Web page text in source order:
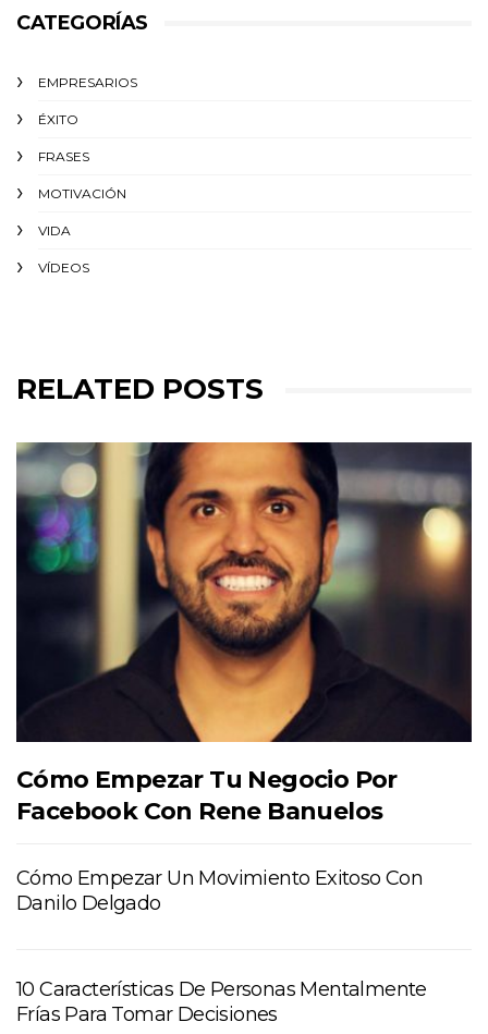
CATEGORÍAS
EMPRESARIOS
ÉXITO‬
FRASES
MOTIVACIÓN
VIDA
VÍDEOS
RELATED POSTS
Cómo Empezar Tu Negocio Por
Facebook Con Rene Banuelos
Cómo Empezar Un Movimiento Exitoso Con
Danilo Delgado
10 Características De Personas Mentalmente
Frías Para Tomar Decisiones